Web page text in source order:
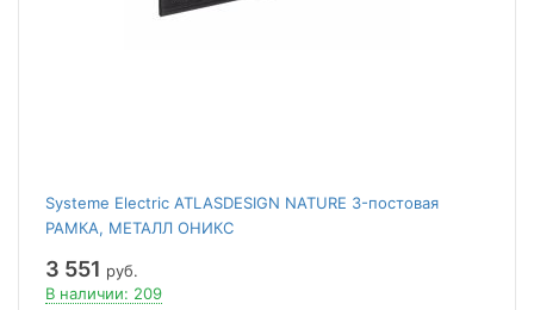
Systeme Electric ATLASDESIGN NATURE 3-постовая
РАМКА, МЕТАЛЛ ОНИКС
3 551 руб.
В наличии: 209